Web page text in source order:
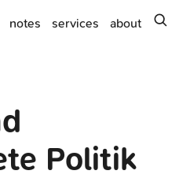
notes services about
Politik